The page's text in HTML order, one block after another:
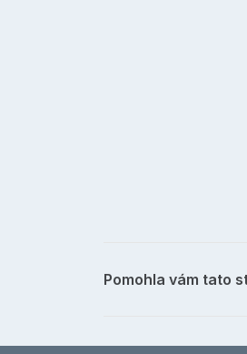
Pomohla vám tato